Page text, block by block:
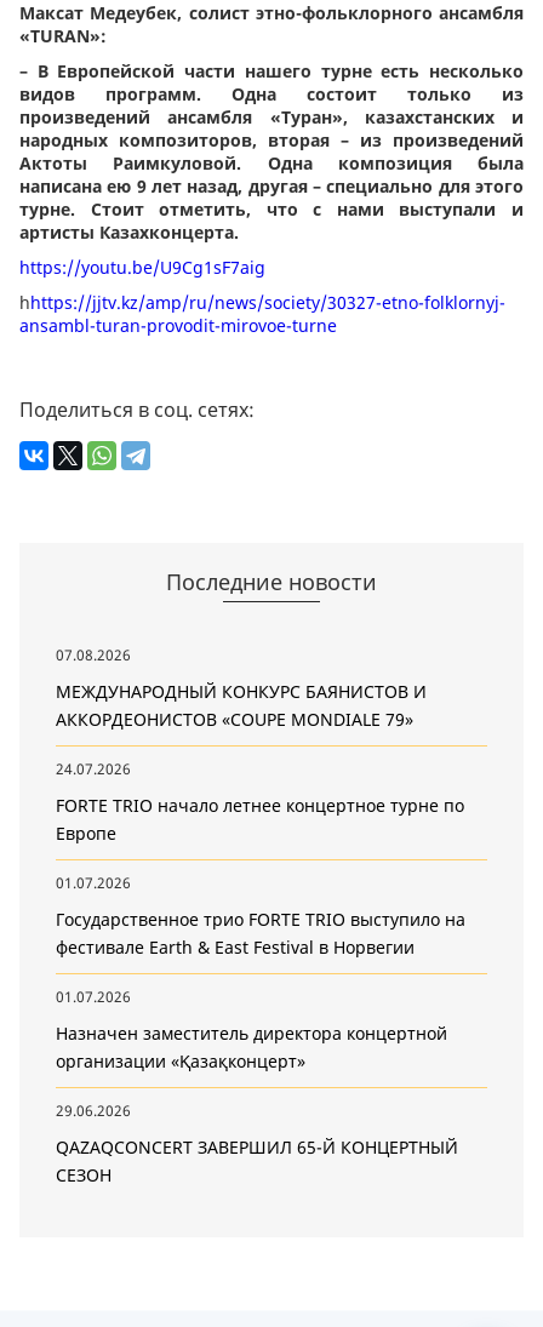
Последние новости
07.08.2026
МЕЖДУНАРОДНЫЙ КОНКУРС БАЯНИСТОВ И
АККОРДЕОНИСТОВ «COUPE MONDIALE 79»
24.07.2026
FORTE TRIO начало летнее концертное турне по
Европе
01.07.2026
Государственное трио FORTE TRIO выступило на
фестивале Earth & East Festival в Норвегии
01.07.2026
Назначен заместитель директора концертной
организации «Қазақконцерт»
29.06.2026
QAZAQCONCERT ЗАВЕРШИЛ 65-Й КОНЦЕРТНЫЙ
СЕЗОН
Максат Медеубек, солист этно-фольклорного ансамбля
«TURAN»:
– В Европейской части нашего турне есть несколько
видов программ. Одна состоит только из
произведений ансамбля «Туран», казахстанских и
народных композиторов, вторая – из произведений
Актоты Раимкуловой. Одна композиция была
написана ею 9 лет назад, другая – специально для этого
турне. Стоит отметить, что с нами выступали и
артисты Казахконцерта.
https://youtu.be/U9Cg1sF7aig
hhttps://jjtv.kz/amp/ru/news/society/30327-etno-folklornyj-
ansambl-turan-provodit-mirovoe-turne
Поделиться в соц. сетях: